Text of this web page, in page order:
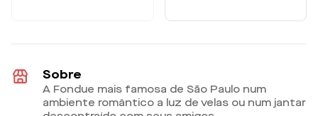
Sobre
A Fondue mais famosa de São Paulo num
ambiente romântico a luz de velas ou num jantar